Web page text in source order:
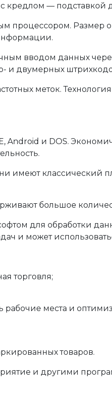
кредлом —
Размер
вводом данных
и двумерных
меток.
Android и DOS.
имеют классический
большое
для обработки
и может
торговля;
места и
товаров.
и другими